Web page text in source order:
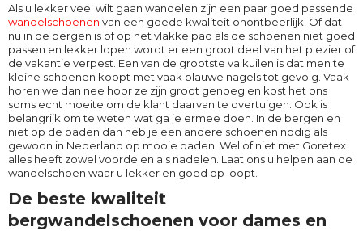
Als u lekker veel wilt gaan wandelen zijn een paar goed passende
wandelschoenen van een goede kwaliteit onontbeerlijk. Of dat
nu in de bergen is of op het vlakke pad als de schoenen niet goed
passen en lekker lopen wordt er een groot deel van het plezier of
de vakantie verpest. Een van de grootste valkuilen is dat men te
kleine schoenen koopt met vaak blauwe nagels tot gevolg. Vaak
horen we dan nee hoor ze zijn groot genoeg en kost het ons
soms echt moeite om de klant daarvan te overtuigen. Ook is
belangrijk om te weten wat ga je ermee doen. In de bergen en
niet op de paden dan heb je een andere schoenen nodig als
gewoon in Nederland op mooie paden. Wel of niet met Goretex
alles heeft zowel voordelen als nadelen. Laat ons u helpen aan de
wandelschoen waar u lekker en goed op loopt.
De beste kwaliteit
bergwandelschoenen voor dames en